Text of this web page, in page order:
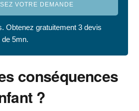
VOTRE DEMANDE
Obtenez gratuitement 3 devis
5mn.
conséquences
?